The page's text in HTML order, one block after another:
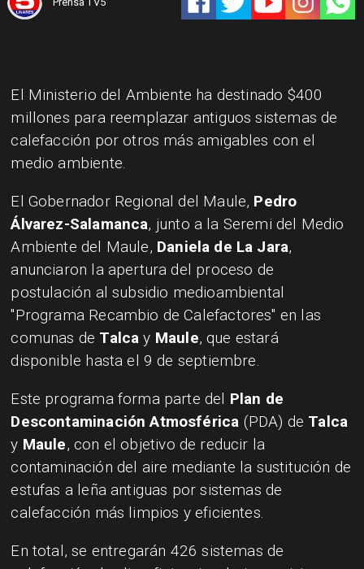
El Ministerio del Ambiente ha destinado $400
millones para reemplazar antiguos sistemas de
calefacción por otros más amigables con el
medio ambiente.
El Gobernador Regional del Maule, Pedro
Álvarez-Salamanca, junto a la Seremi del Medio
Ambiente del Maule, Daniela de La Jara,
anunciaron la apertura del proceso de
postulación al subsidio medioambiental
"Programa Recambio de Calefactores" en las
comunas de Talca y Maule, que estará
disponible hasta el 9 de septiembre.
Este programa forma parte del Plan de
Descontaminación Atmosférica (PDA) de Talca
y Maule, con el objetivo de reducir la
contaminación del aire mediante la sustitución de
estufas a leña antiguas por sistemas de
calefacción más limpios y eficientes.
En total, se entregarán 426 sistemas de